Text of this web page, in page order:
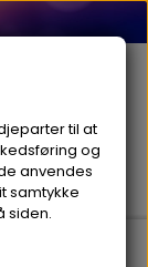
til at
og
anvendes
samtykke
siden.